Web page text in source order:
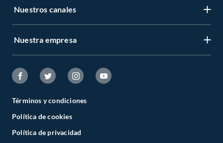
Nuestros canales
Nuestra empresa
Términos y condiciones
Política de cookies
Política de privacidad